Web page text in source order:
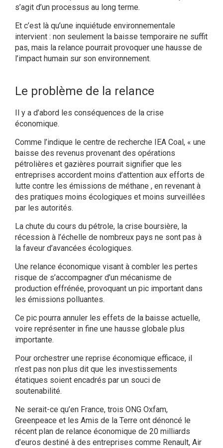
s’agit d’un processus au long terme.
Et c’est là qu’une inquiétude environnementale
intervient : non seulement la baisse temporaire ne suffit
pas, mais la relance pourrait provoquer une hausse de
l’impact humain sur son environnement.
Le problème de la relance
Il y a d’abord les conséquences de la crise
économique.
Comme l’indique le centre de recherche IEA Coal, « une
baisse des revenus provenant des opérations
pétrolières et gazières pourrait signifier que les
entreprises accordent moins d’attention aux efforts de
lutte contre les émissions de méthane , en revenant à
des pratiques moins écologiques et moins surveillées
par les autorités.
La chute du cours du pétrole, la crise boursière, la
récession à l’échelle de nombreux pays ne sont pas à
la faveur d’avancées écologiques.
Une relance économique visant à combler les pertes
risque de s’accompagner d’un mécanisme de
production effrénée, provoquant un pic important dans
les émissions polluantes.
Ce pic pourra annuler les effets de la baisse actuelle,
voire représenter in fine une hausse globale plus
importante.
Pour orchestrer une reprise économique efficace, il
n’est pas non plus dit que les investissements
étatiques soient encadrés par un souci de
soutenabilité.
Ne serait-ce qu’en France, trois ONG Oxfam,
Greenpeace et les Amis de la Terre ont dénoncé le
récent plan de relance économique de 20 milliards
d’euros destiné à des entreprises comme Renault, Air